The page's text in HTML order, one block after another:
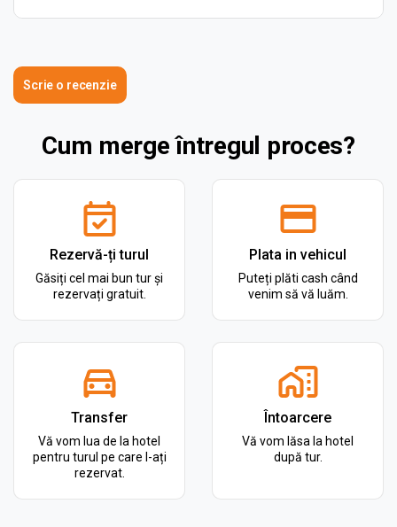
Scrie o recenzie
Cum merge întregul proces?
Rezervă-ți turul
Găsiți cel mai bun tur și
rezervați gratuit.
Plata in vehicul
Puteți plăti cash când
venim să vă luăm.
Transfer
Vă vom lua de la hotel
pentru turul pe care l-ați
rezervat.
Întoarcere
Vă vom lăsa la hotel
după tur.